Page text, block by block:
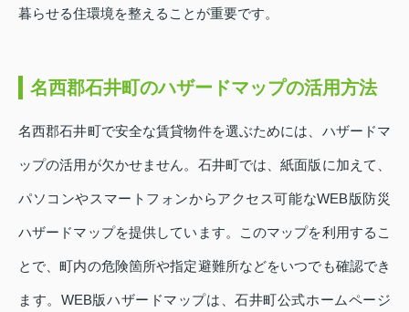
暮らせる住環境を整えることが重要です。
名西郡石井町のハザードマップの活用方法
名西郡石井町で安全な賃貸物件を選ぶためには、ハザードマ
ップの活用が欠かせません。石井町では、紙面版に加えて、
パソコンやスマートフォンからアクセス可能なWEB版防災
ハザードマップを提供しています。このマップを利用するこ
とで、町内の危険箇所や指定避難所などをいつでも確認でき
ます。WEB版ハザードマップは、石井町公式ホームページ